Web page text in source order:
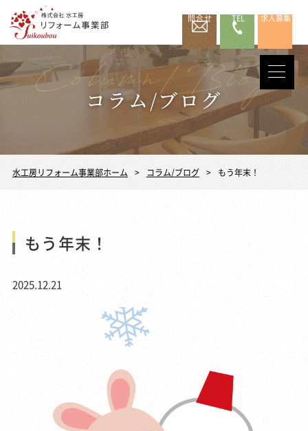
問合せ TEL 求人募集
コラム/ブログ
水工房リフォーム事業部ホーム コラム/ブログ もう年末！
もう年末！
2025.12.21